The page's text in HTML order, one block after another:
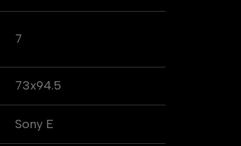
7
73x94.5
Sony E